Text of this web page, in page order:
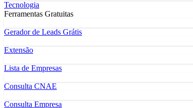
Tecnologia
Ferramentas Gratuitas
Gerador de Leads Grátis
Extensão
Lista de Empresas
Consulta CNAE
Consulta Empresa